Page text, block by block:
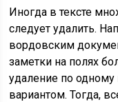
Иногда в тексте
следует удалить.
вордовским
заметки на полях
удаление по
вариантом. Тогда,